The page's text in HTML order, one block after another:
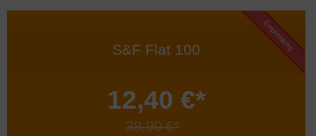
Empfehlung
S&F Flat 100
12,40 €*
39,90 €*